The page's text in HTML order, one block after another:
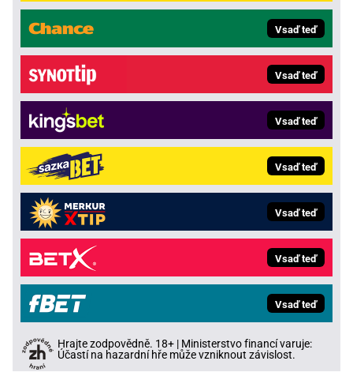
Vsaď teď
Vsaď teď
Vsaď teď
Vsaď teď
Vsaď teď
Vsaď teď
Vsaď teď
Hrajte zodpovědně. 18+ | Ministerstvo financí varuje:
Účastí na hazardní hře může vzniknout závislost.